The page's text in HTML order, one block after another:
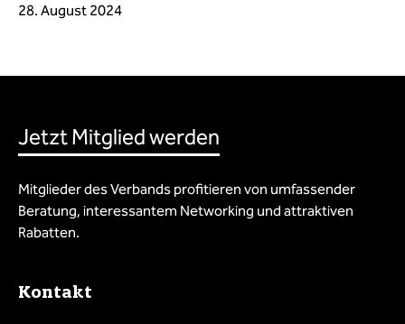
28. August 2024
Jetzt Mitglied werden
Mitglieder des Verbands profitieren von umfassender
Beratung, interessantem Networking und attraktiven
Rabatten.
Kontakt